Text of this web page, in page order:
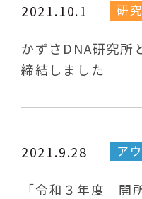
2021.10.1 研
かずさDNA研究所
締結しました
2021.9.28 ア
「令和３年度 開